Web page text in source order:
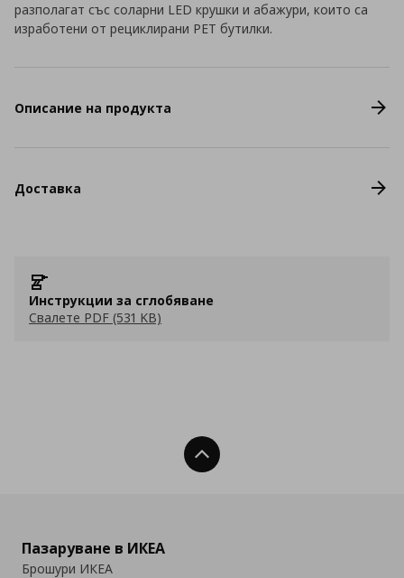
разполагат със соларни LED крушки и абажури, които са
изработени от рециклирани PET бутилки.
Описание на продукта
Доставка
Инструкции за сглобяване
Свалете PDF (531 KB)
Нагоре
Пазаруване в ИКЕА
Брошури ИКЕА